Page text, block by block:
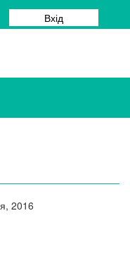
Вхід
2016